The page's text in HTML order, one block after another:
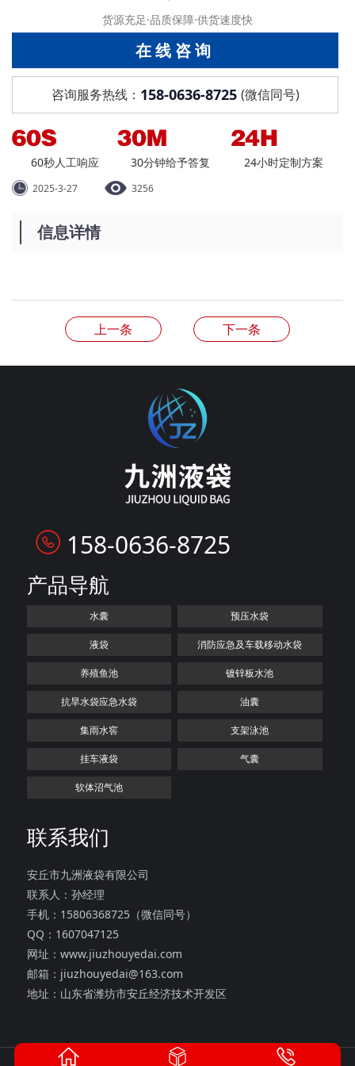
货源充足·品质保障·供货速度快
在线咨询
咨询服务热线： 158-0636-8725 (微信同号)
60秒人工响应 30分钟给予答复 24小时定制方案
2025-3-27 3256
信息详情
上一条 下一条
158-0636-8725
产品导航
水囊 预压水袋
液袋 消防应急及车载移动水袋
养殖鱼池 镀锌板水池
抗旱水袋应急水袋 油囊
集雨水窖 支架泳池
挂车液袋 气囊
软体沼气池
联系我们
安丘市九洲液袋有限公司
联系人：孙经理
手机：15806368725（微信同号）
QQ：1607047125
网址：www.jiuzhouyedai.com
邮箱：jiuzhouyedai@163.com
地址：山东省潍坊市安丘经济技术开发区
版权所有：安丘市九洲液袋有限公司 鲁ICP备2021047055号-1